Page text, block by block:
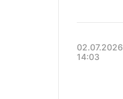
02.07.2026
14:03